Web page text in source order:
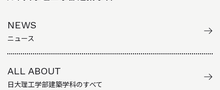
NEWS
ニュース
ALL ABOUT
日大理工学部建築学科のすべて